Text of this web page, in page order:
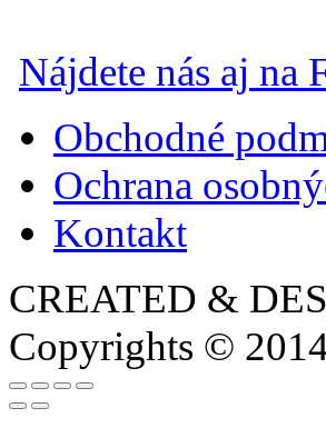
Nájdete nás aj na
Obchodné
Ochrana
Kontakt
CREATED &
Copyrights ©